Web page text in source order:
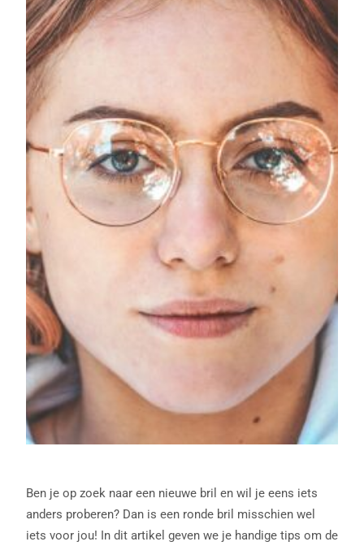
Ben je op zoek naar een nieuwe bril en wil je eens iets
anders proberen? Dan is een ronde bril misschien wel
iets voor jou! In dit artikel geven we je handige tips om de